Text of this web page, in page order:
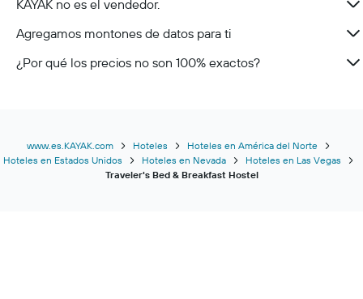
KAYAK no es el vendedor.
Agregamos montones de datos para ti
¿Por qué los precios no son 100% exactos?
www.es.KAYAK.com Hoteles
Hoteles en América del Norte
Hoteles en Estados Unidos
Hoteles en Nevada
Hoteles en Las Vegas
Traveler's Bed & Breakfast Hostel